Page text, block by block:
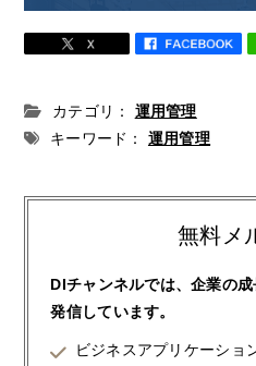
カテゴリ：
運用管理
キーワード：
運用管理
無料メ
DIチャンネルでは、企業の
発信しています。
ビジネスアプリケーショ